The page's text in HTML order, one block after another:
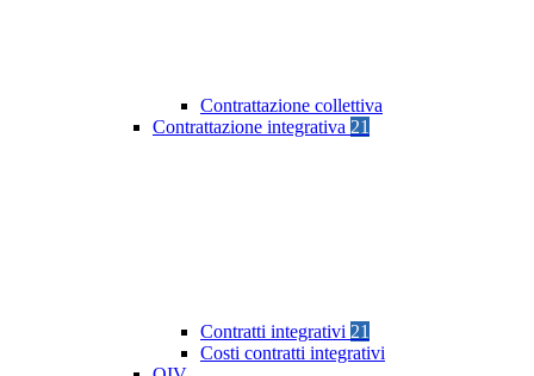
Contrattazione collettiva
Contrattazione integrativa 21
Contratti integrativi 21
Costi contratti integrativi